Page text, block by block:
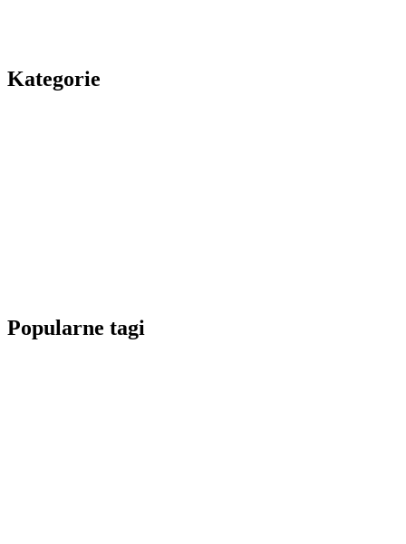
Kategorie
Popularne tagi